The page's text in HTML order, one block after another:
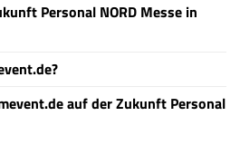
Personal NORD Messe in
auf der Zukunft Personal